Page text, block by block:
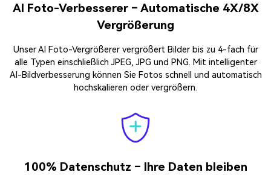
AI Foto-Verbesserer – Automatische 4X/8X
Vergrößerung
Unser AI Foto-Vergrößerer vergrößert Bilder bis zu 4-fach für
alle Typen einschließlich JPEG, JPG und PNG. Mit intelligenter
AI-Bildverbesserung können Sie Fotos schnell und automatisch
hochskalieren oder vergrößern.
100% Datenschutz – Ihre Daten bleiben